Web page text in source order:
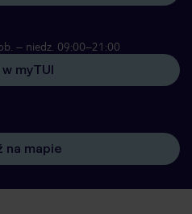
– niedz. 09:00–21:00
myTUI
na mapie